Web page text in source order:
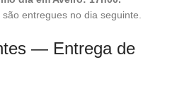
entregues no dia seguinte.
— Entrega de